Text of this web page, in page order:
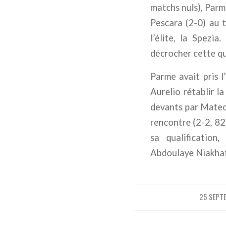
matchs nuls),
Pescara (2-0) au
l’élite, la
décrocher cette
Parme avait pris
Aurelio rétablir la
devants par
rencontre (2-2,
sa qualification,
Abdoulaye
25